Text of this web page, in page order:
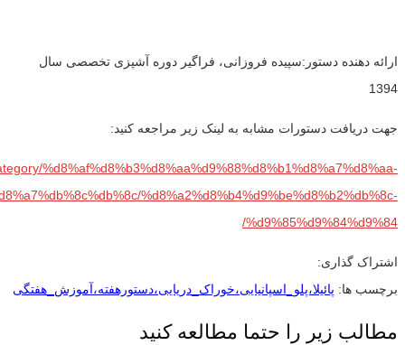
ارائه دهنده دستور:سپیده فروزانی، فراگیر دوره آشپزی تخصصی سال
1394
جهت دریافت دستورات مشابه به لینک زیر مراجعه کنید:
%d8%af%d8%b3%d8%aa%d9%88%d8%b1%d8%a7%d8%aa-
%d8%a2%d8%b4%d9%be%d8%b2%db%8c-
%d9%85%d9%84%d9%84/
اشتراک گذاری:
برچسب ها: پائیلا،پلو_اسپانیایی،خوراک_دریایی،دستورهفته،آموزش_هفتگی
مطالب زیر را حتما مطالعه کنید